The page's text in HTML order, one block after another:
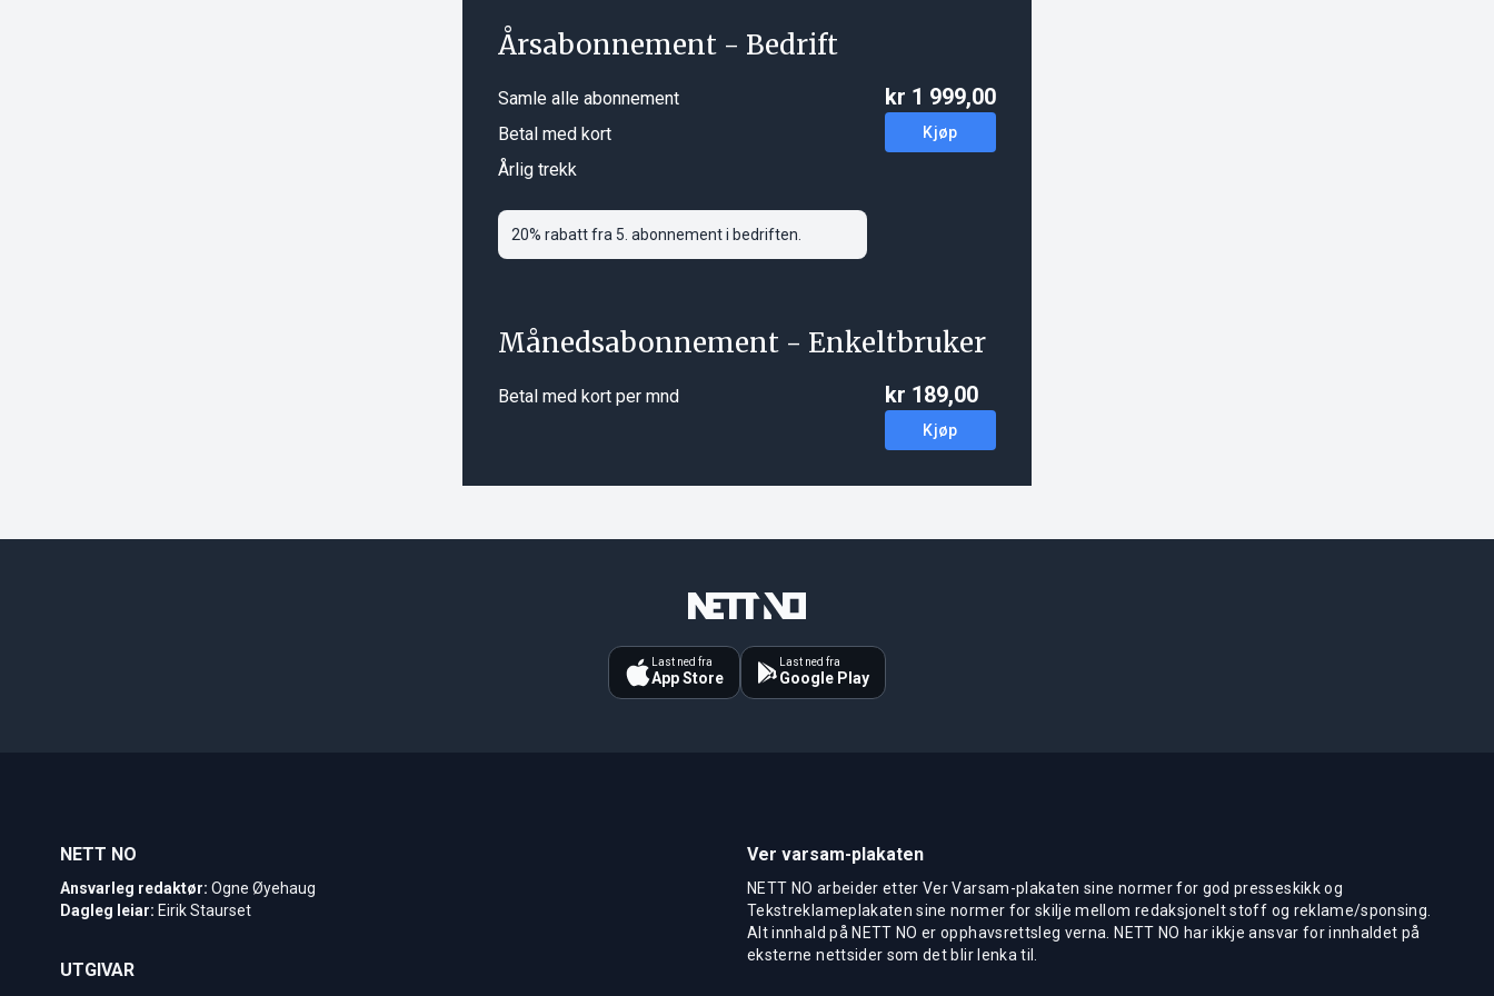
Årsabonnement - Bedrift
Samle alle abonnement
Betal med kort
Årlig trekk
20% rabatt fra 5. abonnement i bedriften.
kr 1 999,00
Kjøp
Månedsabonnement - Enkeltbruker
Betal med kort per mnd kr 189,00
Kjøp
Last ned fra
App Store
Last ned fra
Google Play
NETT NO
Ansvarleg redaktør: Ogne Øyehaug
Dagleg leiar: Eirik Staurset
UTGIVAR
Ver varsam-plakaten
NETT NO arbeider etter Ver Varsam-plakaten sine normer for god presseskikk og
Tekstreklameplakaten sine normer for skilje mellom redaksjonelt stoff og reklame/sponsing.
Alt innhald på NETT NO er opphavsrettsleg verna. NETT NO har ikkje ansvar for innhaldet på
eksterne nettsider som det blir lenka til.